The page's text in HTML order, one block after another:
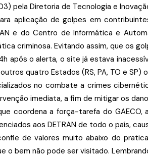
pela Diretoria de Tecnologia e
aplicação de golpes em
e do Centro de Informática e
criminosa. Evitando assim, que os
após o alerta, o site já estava
quatro Estados (RS, PA, TO e
no combate a crimes
imediata, a fim de mitigar os
coordena a força-tarefa do
aos DETRAN de todo o país,
de valores muito abaixo do
o bem não pode ser visitado.